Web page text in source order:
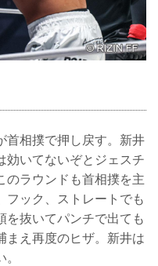
首相撲で押し戻す。新井
効いてないぞとジェスチ
のラウンドも首相撲を主
フック、ストレートでも
を抜いてパンチで出ても
まえ再度のヒザ。新井は